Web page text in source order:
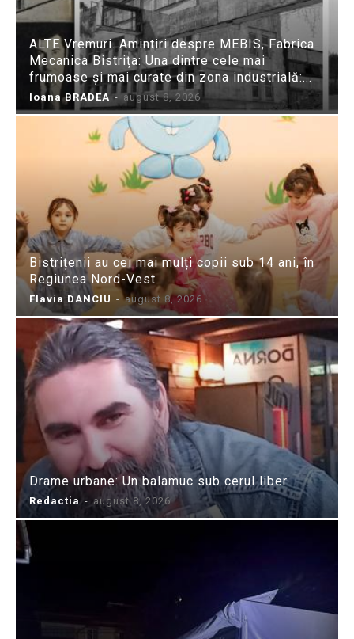
ALTE Vremuri. Amintiri despre MEBIS, Fabrica
Mecanica Bistrița: Una dintre cele mai
frumoase și mai curate din zona industrială:...
Ioana BRADEA - august 8, 2026
Bistrițenii au cei mai mulți copii sub 14 ani, în
Regiunea Nord-Vest
Flavia DANCIU - august 8, 2026
Drame urbane: Un balamuc sub cerul liber
Redactia - august 8, 2026